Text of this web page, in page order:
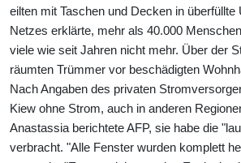
eilten mit Taschen und Decken in
Netzes erklärte, mehr als 40.000
viele wie seit Jahren nicht mehr. Über der
räumten Trümmer vor beschädigten
Nach Angaben des privaten
Kiew ohne Strom, auch in anderen
Anastassia berichtete AFP, sie habe die
verbracht. "Alle Fenster wurden komplett